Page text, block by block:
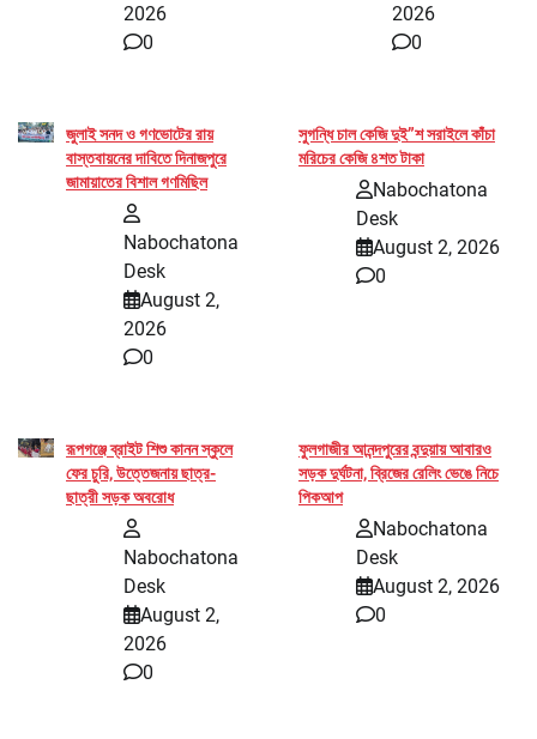
2026
0
2026
0
জুলাই সনদ ও গণভোটের রায়
বাস্তবায়নের দাবিতে দিনাজপুরে
জামায়াতের বিশাল গণমিছিল
Nabochatona
Desk
August 2,
2026
0
সুগন্ধি চাল কেজি দুই”শ সরাইলে কাঁচা
মরিচের কেজি ৪শত টাকা
Nabochatona
Desk
August 2, 2026
0
রূপগঞ্জে ব্রাইট শিশু কানন স্কুলে
ফের চুরি, উত্তেজনায় ছাত্র-
ছাত্রী সড়ক অবরোধ
Nabochatona
Desk
August 2,
2026
0
ফুলগাজীর আনন্দপুরের বন্দুয়ায় আবারও
সড়ক দুর্ঘটনা, ব্রিজের রেলিং ভেঙে নিচে
পিকআপ
Nabochatona
Desk
August 2, 2026
0